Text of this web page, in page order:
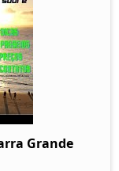
Grande